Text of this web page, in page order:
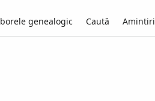
genealogic Caută Amintiri